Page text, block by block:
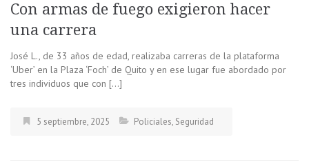
Con armas de fuego exigieron hacer
una carrera
José L., de 33 años de edad, realizaba carreras de la plataforma
‘Uber’ en la Plaza ‘Foch’ de Quito y en ese lugar fue abordado por
tres individuos que con […]
5 septiembre, 2025 Policiales, Seguridad